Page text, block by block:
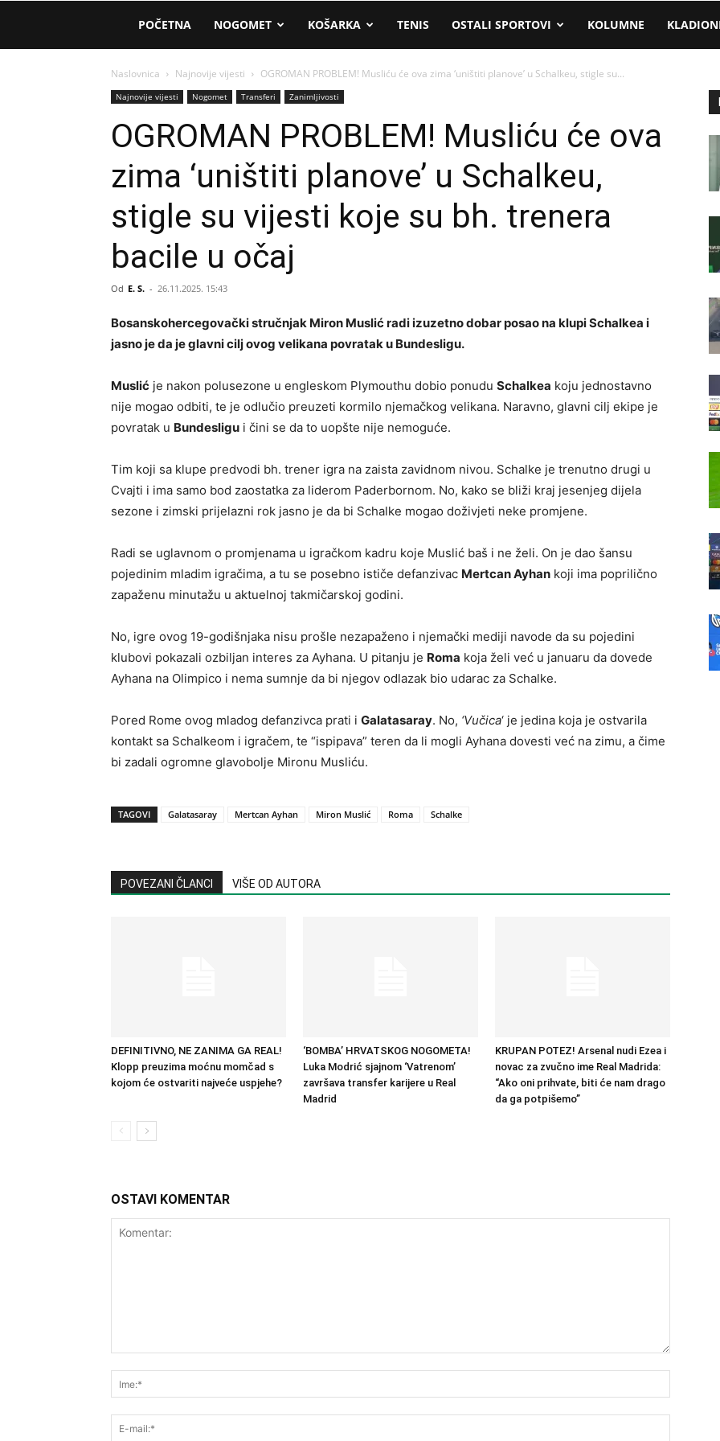
AM
Sport
POČETNA NOGOMET KOŠARKA TENIS OSTALI SPORTOVI KOLUMNE
Naslovnica Najnovije vijesti OGROMAN PROBLEM! Musliću će ova zima ‘uništiti planove’ u Schalkeu, stigle su...
Najnovije vijesti Nogomet Transferi Zanimljivosti
OGROMAN PROBLEM! Musliću će ova
zima ‘uništiti planove’ u Schalkeu,
stigle su vijesti koje su bh. trenera
bacile u očaj
Od E. S. - 26.11.2025. 15:43
Bosanskohercegovački stručnjak Miron Muslić radi izuzetno dobar posao na klupi Schalkea i
jasno je da je glavni cilj ovog velikana povratak u Bundesligu.
Muslić je nakon polusezone u engleskom Plymouthu dobio ponudu Schalkea koju jednostavno
nije mogao odbiti, te je odlučio preuzeti kormilo njemačkog velikana. Naravno, glavni cilj ekipe je
povratak u Bundesligu i čini se da to uopšte nije nemoguće.
Tim koji sa klupe predvodi bh. trener igra na zaista zavidnom nivou. Schalke je trenutno drugi u
Cvajti i ima samo bod zaostatka za liderom Paderbornom. No, kako se bliži kraj jesenjeg dijela
sezone i zimski prijelazni rok jasno je da bi Schalke mogao doživjeti neke promjene.
Radi se uglavnom o promjenama u igračkom kadru koje Muslić baš i ne želi. On je dao šansu
pojedinim mladim igračima, a tu se posebno ističe defanzivac Mertcan Ayhan koji ima poprilično
zapaženu minutažu u aktuelnoj takmičarskoj godini.
No, igre ovog 19-godišnjaka nisu prošle nezapaženo i njemački mediji navode da su pojedini
klubovi pokazali ozbiljan interes za Ayhana. U pitanju je Roma koja želi već u januaru da dovede
Ayhana na Olimpico i nema sumnje da bi njegov odlazak bio udarac za Schalke.
Pored Rome ovog mladog defanzivca prati i Galatasaray. No, ‘Vučica‘ je jedina koja je ostvarila
kontakt sa Schalkeom i igračem, te “ispipava” teren da li mogli Ayhana dovesti već na zimu, a čime
bi zadali ogromne glavobolje Mironu Musliću.
TAGOVI Galatasaray Mertcan Ayhan Miron Muslić Roma Schalke
POVEZANI ČLANCI VIŠE OD AUTORA
DEFINITIVNO, NE ZANIMA GA REAL!
Klopp preuzima moćnu momčad s
kojom će ostvariti najveće uspjehe?
‘BOMBA’ HRVATSKOG NOGOMETA!
Luka Modrić sjajnom ‘Vatrenom’
završava transfer karijere u Real
Madrid
KRUPAN POTEZ! Arsenal nudi Ezea i
novac za zvučno ime Real Madrida:
“Ako oni prihvate, biti će nam drago
da ga potpišemo”
OSTAVI KOMENTAR